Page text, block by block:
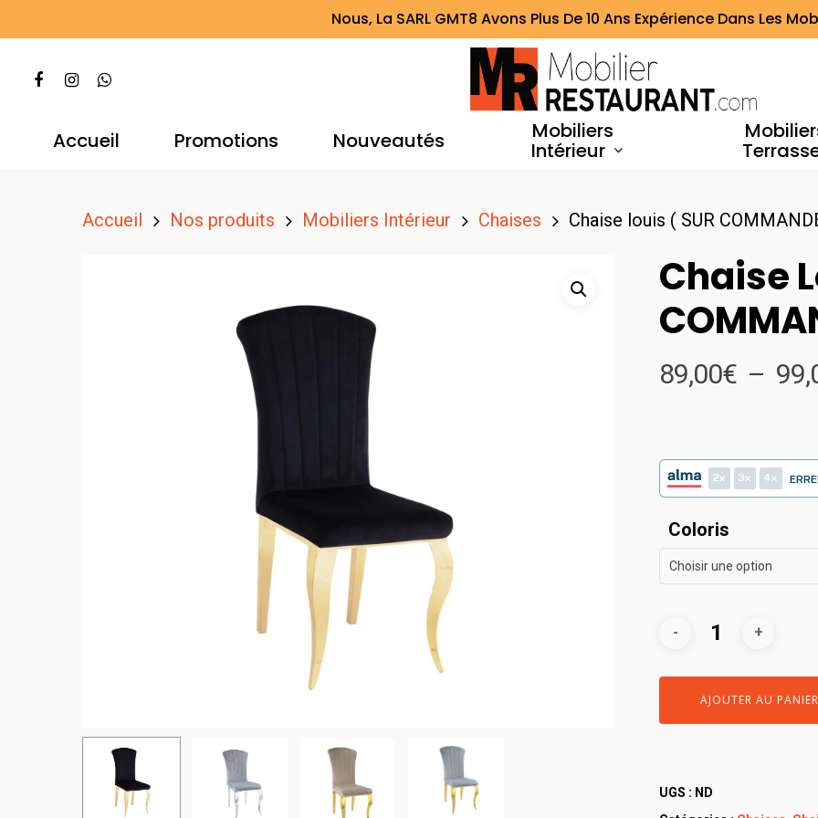
Nous, La SARL GMT8 Avons Plus De 10 Ans Expérience Dans Les
Hit enter to search or ESC to close
Accueil Promotions Nouveautés Mobiliers
Intérieur
Accueil Nos produits Mobiliers Intérieur Chaises Chaise louis ( SUR
Chaise
89,00€ –
2 3 4
Coloris
Choisir une option
AJOUTER AU PANIER
UGS : ND